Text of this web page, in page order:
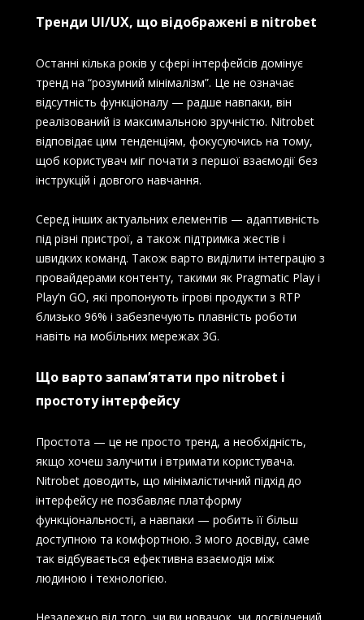
Тренди UI/UX, що відображені в nitrobet
Останні кілька років у сфері інтерфейсів домінує
тренд на “розумний мінімалізм”. Це не означає
відсутність функціоналу — радше навпаки, він
реалізований із максимальною зручністю. Nitrobet
відповідає цим тенденціям, фокусуючись на тому,
щоб користувач міг почати з першої взаємодії без
інструкцій і довгого навчання.
Серед інших актуальних елементів — адаптивність
під різні пристрої, а також підтримка жестів і
швидких команд. Також варто виділити інтеграцію з
провайдерами контенту, такими як Pragmatic Play і
Play’n GO, які пропонують ігрові продукти з RTP
близько 96% і забезпечують плавність роботи
навіть на мобільних мережах 3G.
Що варто запам’ятати про nitrobet і
простоту інтерфейсу
Простота — це не просто тренд, а необхідність,
якщо хочеш залучити і втримати користувача.
Nitrobet доводить, що мінімалістичний підхід до
інтерфейсу не позбавляє платформу
функціональності, а навпаки — робить її більш
доступною та комфортною. З мого досвіду, саме
так відбувається ефективна взаємодія між
людиною і технологією.